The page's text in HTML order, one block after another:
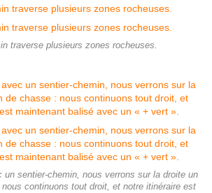
traverse plusieurs zones rocheuses.
un sentier-chemin, nous verrons sur la droite un
continuons tout droit, et notre itinéraire est